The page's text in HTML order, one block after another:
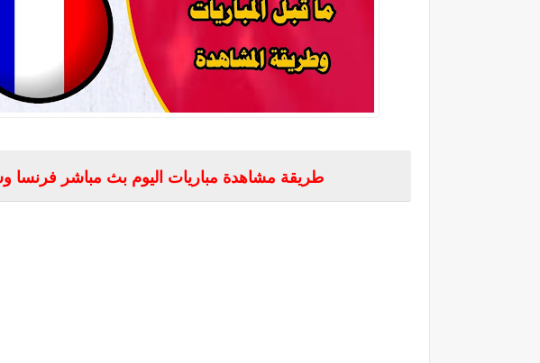
طريقة مشاهدة مباريات اليوم بث مباشر فرنسا